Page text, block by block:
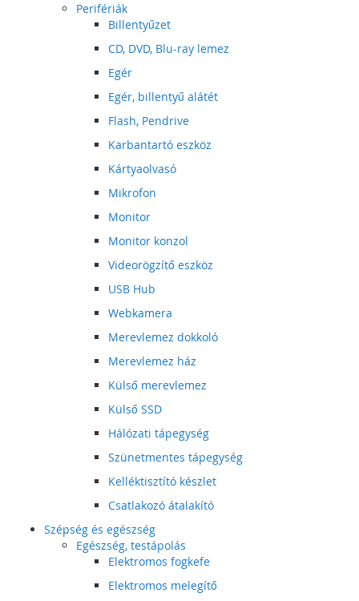
Perifériák
Billentyűzet
CD, DVD, Blu-ray lemez
Egér
Egér, billentyű alátét
Flash, Pendrive
Karbantartó eszköz
Kártyaolvasó
Mikrofon
Monitor
Monitor konzol
Videorögzítő eszköz
USB Hub
Webkamera
Merevlemez dokkoló
Merevlemez ház
Külső merevlemez
Külső SSD
Hálózati tápegység
Szünetmentes tápegység
Kelléktisztító készlet
Csatlakozó átalakító
Szépség és egészség
Egészség, testápolás
Elektromos fogkefe
Elektromos melegítő